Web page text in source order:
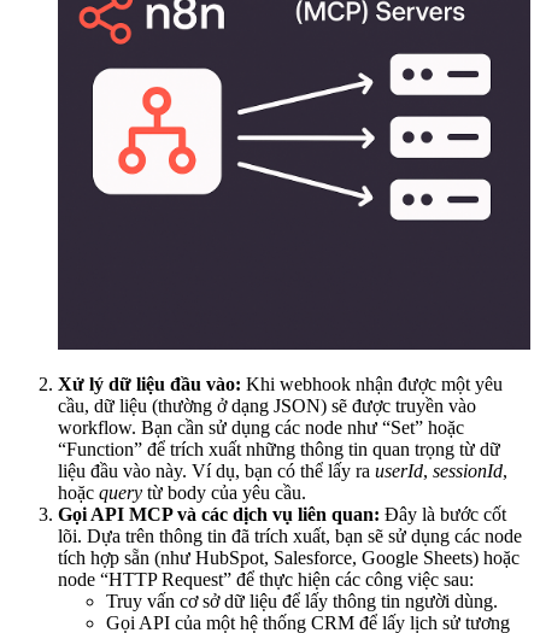
Xử lý dữ liệu đầu vào: Khi webhook nhận được một yêu
cầu, dữ liệu (thường ở dạng JSON) sẽ được truyền vào
workflow. Bạn cần sử dụng các node như “Set” hoặc
“Function” để trích xuất những thông tin quan trọng từ dữ
liệu đầu vào này. Ví dụ, bạn có thể lấy ra userId, sessionId,
hoặc query từ body của yêu cầu.
Gọi API MCP và các dịch vụ liên quan: Đây là bước cốt
lõi. Dựa trên thông tin đã trích xuất, bạn sẽ sử dụng các node
tích hợp sẵn (như HubSpot, Salesforce, Google Sheets) hoặc
node “HTTP Request” để thực hiện các công việc sau:
Truy vấn cơ sở dữ liệu để lấy thông tin người dùng.
Gọi API của một hệ thống CRM để lấy lịch sử tương